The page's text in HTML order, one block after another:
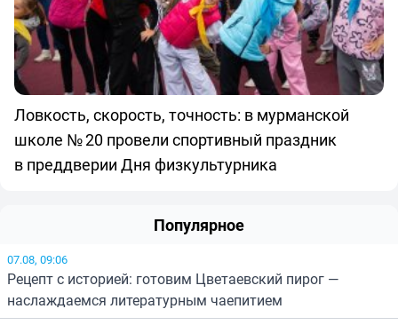
Ловкость, скорость, точность: в мурманской
школе № 20 провели спортивный праздник
в преддверии Дня физкультурника
Популярное
07.08, 09:06
Рецепт с историей: готовим Цветаевский пирог —
наслаждаемся литературным чаепитием